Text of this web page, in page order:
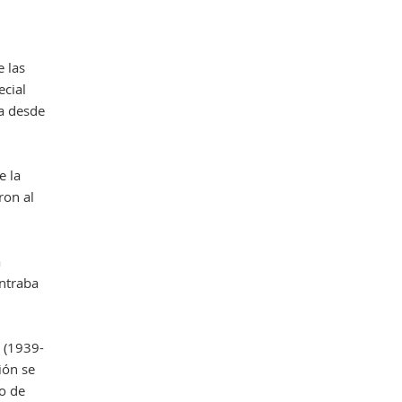
las
desde
la
al
(1939-
se
de